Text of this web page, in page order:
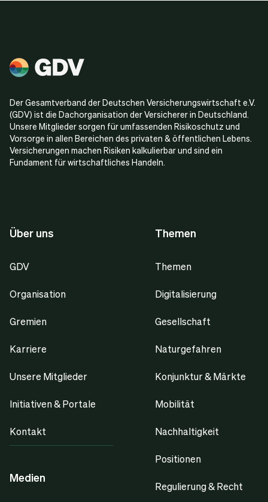
Der Gesamtverband der Deutschen Versicherungswirtschaft e.V.
(GDV) ist die Dachorganisation der Versicherer in Deutschland.
Unsere Mitglieder sorgen für umfassenden Risikoschutz und
Vorsorge in allen Bereichen des privaten & öffentlichen Lebens.
Versicherungen machen Risiken kalkulierbar und sind ein
Fundament für wirtschaftliches Handeln.
Über uns
GDV
Organisation
Gremien
Karriere
Unsere Mitglieder
Initiativen & Portale
Kontakt
Medien
Themen
Themen
Digitalisierung
Gesellschaft
Naturgefahren
Konjunktur & Märkte
Mobilität
Nachhaltigkeit
Positionen
Regulierung & Recht